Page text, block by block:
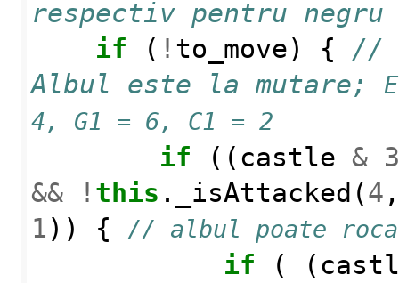
respectiv pentru
if
( ! to_move) {
//
Albul este la mutare;
4, G1 = 6, C1 = 2
if (( castle &
&&
! this . _isAttacked (4
1 )) { // albul poate
if ( (